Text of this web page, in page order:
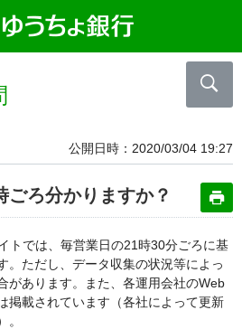
公開日時 2020/03/04 19:27
ごろ分かりますか？
トでは、毎営業日の21時30分ごろに基
。ただし、データ収集の状況等によっ
があります。また、各運用会社のWeb
掲載されています（各社によって更新
。